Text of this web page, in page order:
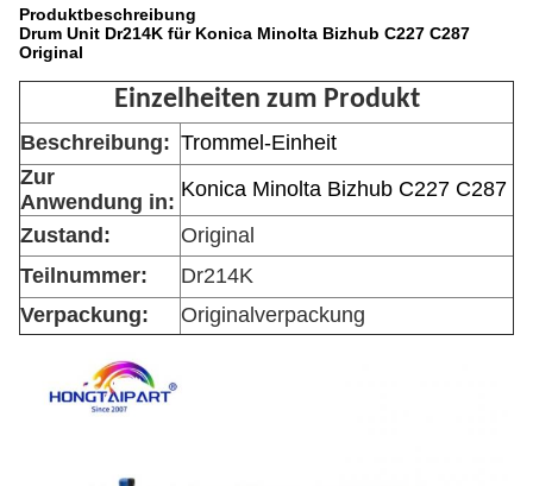
Produktbeschreibung
Drum Unit Dr214K für Konica Minolta Bizhub C227 C287
Original
Einzelheiten zum Produkt
Beschreibung: Trommel-Einheit
Zur
Anwendung in:
Konica Minolta Bizhub C227 C287
Zustand:
Original
Teilnummer:
Dr214K
Verpackung:
Originalverpackung